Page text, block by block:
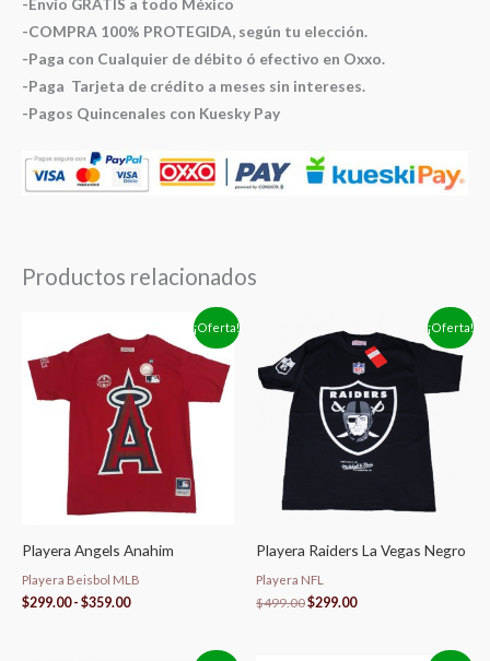
-COMPRA 100% PROTEGIDA, según tu elección.
-Paga con Cualquier de débito ó efectivo en Oxxo.
-Paga Tarjeta de crédito a meses sin intereses.
-Pagos Quincenales con Kuesky Pay
Productos relacionados
¡Oferta!
Playera Angels Anahim
Playera Beisbol MLB
$299.00 - $359.00
de
precios:
desde
$299.00
hasta
$359.00
¡Oferta!
Playera Raiders La Vegas Negro
Playera NFL
$499.00
precio
$499.00.
$299.00
precio
actual
es:
$299.00.